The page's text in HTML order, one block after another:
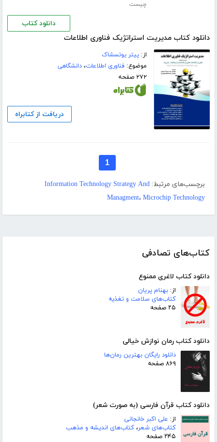
کتاب‌های تصادفی
دانلود کتاب لاغری ممنوع
از: بهنام پریان
کتاب‌های سلامت و تغذیه
۲۵ صفحه
دانلود کتاب رمان نوازش خیالی
دانلود رایگان بهترین رمان‌ها
۸۶۹ صفحه
دانلود کتاب قرآن فارسی (به صورت شعر)
از: علی اکبر خانجانی
کتاب‌های شعر، کتاب‌های اندیشه و مذهب
۲۴۵ صفحه
چیست
دانلود کتاب
دانلود کتاب مدیریت استراتژیک فناوری اطلاعات
از:پیتر یوتسشاک
موضوع:فناوری اطلاعات،دانشگاهی
۲۷۲ صفحه
دریافت از کتابراه
1
برچسب‌های مرتبط: Information Technology Strategy And
Managment، Microchip Technology